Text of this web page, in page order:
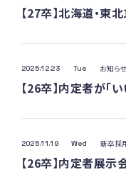
2025.12.23 Tue お知らせ
2025.11.19 Wed 新卒採
【26卒】内定者展